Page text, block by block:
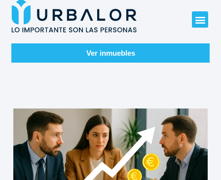
Ver inmuebles